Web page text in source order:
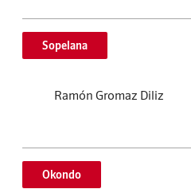
Sopelana
Ramón Gromaz Diliz
Okondo